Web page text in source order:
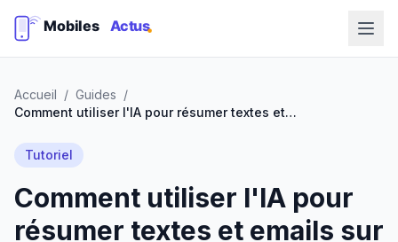
Accueil / Guides /
Comment utiliser l'IA pour résumer textes et emails sur smartphone
Tutoriel
Comment utiliser l'IA pour
résumer textes et emails sur